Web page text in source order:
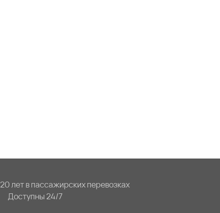
20 лет в пассажирских перевозках
Доступны 24/7